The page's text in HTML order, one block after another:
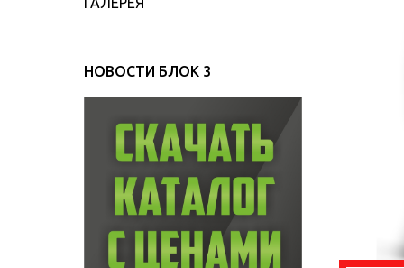
НОВОСТИ БЛОК 3